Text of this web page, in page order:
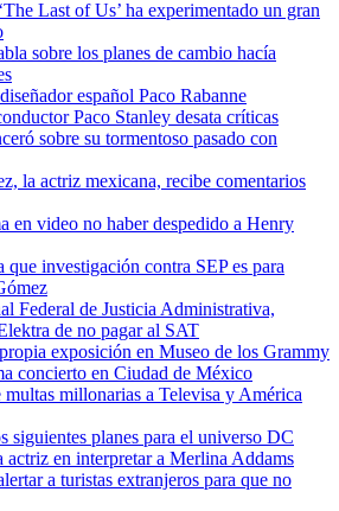
Last of Us’ ha experimentado un gran
sobre los planes de cambio hacía
español Paco Rabanne
Paco Stanley desata críticas
sobre su tormentoso pasado con
la actriz mexicana, recibe comentarios
en video no haber despedido a Henry
investigación contra SEP es para
Federal de Justicia Administrativa,
de no pagar al SAT
exposición en Museo de los Grammy
concierto en Ciudad de México
multas millonarias a Televisa y América
siguientes planes para el universo DC
actriz en interpretar a Merlina Addams
a turistas extranjeros para que no